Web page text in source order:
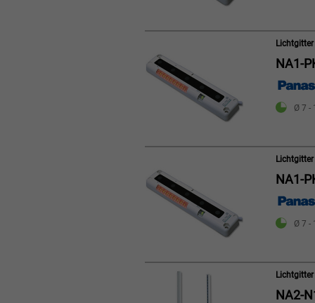
NA1-
Ø 7 -
NA1-
Ø 7 -
NA2-